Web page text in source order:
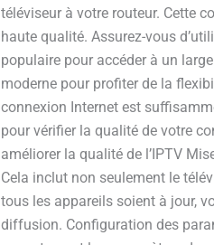
téléviseur à votre routeur. Cette
haute qualité. Assurez-vous
populaire pour accéder à un
moderne pour profiter de la
connexion Internet est
pour vérifier la qualité de votre
améliorer la qualité de l’IPTV
Cela inclut non seulement le
tous les appareils soient à jour,
diffusion. Configuration des